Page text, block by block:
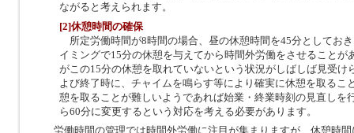
ながると考えられます。
[2]休憩時間の確保
所定労働時間が8時間の場合、昼の休憩時間を45分としてお
イミングで15分の休憩を与えてから時間外労働をさせることが
がこの15分の休憩を取れていないという状況がしばしば見受け
よび終了時に、チャイムを鳴らす等により確実に休憩を取るこ
憩を取ることが難しいようであれば始業・終業時刻の見直しを
ら60分に変更するという対応を考える必要があります。
労働時間の管理では時間外労働に注目が集まりますが、休憩時